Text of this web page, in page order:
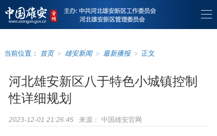
当前位置： 首页 > 雄安新闻 > 最新播报 > 正文
河北雄安新区八于特色小城镇控制
性详细规划
2023-12-01 21:26:45 来源： 中国雄安官网